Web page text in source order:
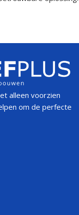
alleen voorzien
om de perfecte